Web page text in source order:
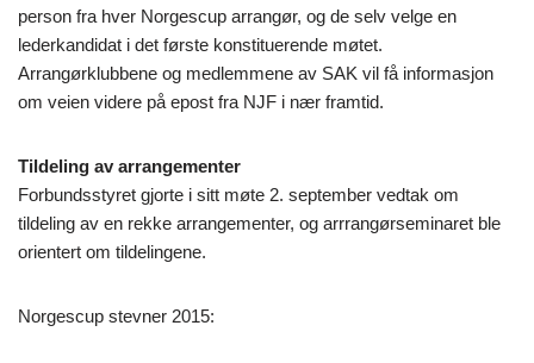
person fra hver Norgescup arrangør, og de selv velge en
lederkandidat i det første konstituerende møtet.
Arrangørklubbene og medlemmene av SAK vil få informasjon
om veien videre på epost fra NJF i nær framtid.
Tildeling av arrangementer
Forbundsstyret gjorte i sitt møte 2. september vedtak om
tildeling av en rekke arrangementer, og arrrangørseminaret ble
orientert om tildelingene.
Norgescup stevner 2015: